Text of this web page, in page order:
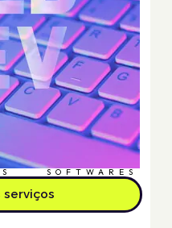
SOFTWARES
serviços